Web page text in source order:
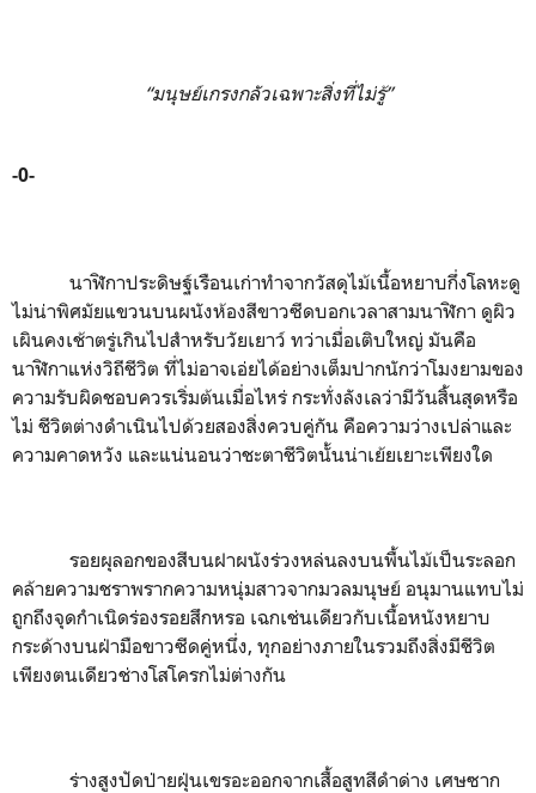
“มนุษย์เกรงกลัวเฉพาะสิ่งที่ไม่รู้”
-0-
นาฬิกาประดิษฐ์เรือนเก่าทำจากวัสดุไม้เนื้อหยาบกึ่งโลหะดู
ไม่น่าพิศมัยแขวนบนผนังห้องสีขาวซีดบอกเวลาสามนาฬิกา ดูผิว
เผินคงเช้าตรู่เกินไปสำหรับวัยเยาว์ ทว่าเมื่อเติบใหญ่ มันคือ
นาฬิกาแห่งวิถีชีวิต ที่ไม่อาจเอ่ยได้อย่างเต็มปากนักว่าโมงยามของ
ความรับผิดชอบควรเริ่มต้นเมื่อไหร่ กระทั่งลังเลว่ามีวันสิ้นสุดหรือ
ไม่ ชีวิตต่างดำเนินไปด้วยสองสิ่งควบคู่กัน คือความว่างเปล่าและ
ความคาดหวัง และแน่นอนว่าชะตาชีวิตนั้นน่าเย้ยเยาะเพียงใด
รอยผุลอกของสีบนฝาผนังร่วงหล่นลงบนพื้นไม้เป็นระลอก
คล้ายความชราพรากความหนุ่มสาวจากมวลมนุษย์ อนุมานแทบไม่
ถูกถึงจุดกำเนิดร่องรอยสึกหรอ เฉกเช่นเดียวกับเนื้อหนังหยาบ
กระด้างบนฝ่ามือขาวซีดคู่หนึ่ง, ทุกอย่างภายในรวมถึงสิ่งมีชีวิต
เพียงตนเดียวช่างโสโครกไม่ต่างกัน
ร่างสูงปัดป่ายฝุ่นเขรอะออกจากเสื้อสูทสีดำด่าง เศษซาก